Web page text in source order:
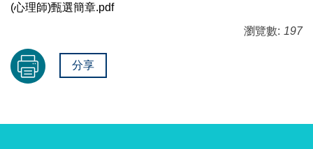
(心理師)甄選簡章.pdf
瀏覽數: 197
分享